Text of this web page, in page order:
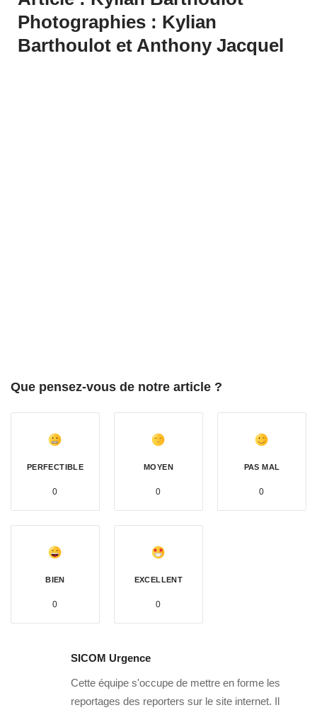
Photographies : Kylian
Barthoulot et Anthony Jacquel
Que pensez-vous de notre article ?
PERFECTIBLE
0
MOYEN
0
PAS MAL
0
BIEN
0
EXCELLENT
0
SICOM Urgence
Cette équipe s'occupe de mettre en forme les
reportages des reporters sur le site internet. Il